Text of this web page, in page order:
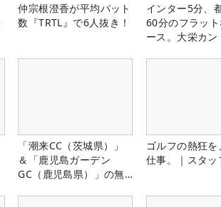
仲宗根澄香が平均パット
数『TRTL』で6人抜き！
インター5分、
60分のフラッ
ース。大栄カン
「潮来CC（茨城県）」
＆「鹿児島ガーデン
GC（鹿児島県）」の無
ゴルフの熱狂を
仕事。｜スタッ